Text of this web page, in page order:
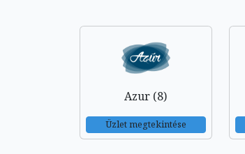
Azur (8)
Üzlet megtekintése